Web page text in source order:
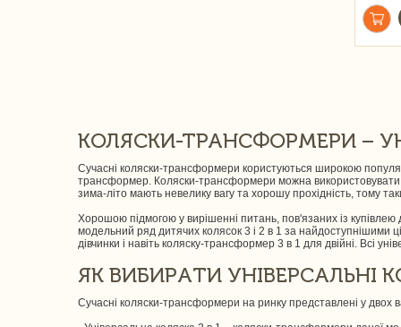
КОЛЯСКИ-ТРАНСФОРМЕРИ –
Сучасні коляски-трансформери користуються широкою
трансформер. Коляски-трансформери можна використовувати
зима-літо мають невелику вагу та хорошу прохідність, тому
Хорошою підмогою у вирішенні питань, пов'язаних із
модельний ряд дитячих колясок 3 і 2 в 1 за найдоступнішими
дівчинки і навіть коляску-трансформер 3 в 1 для двійні. Всі
ЯК ВИБИРАТИ УНІВЕРСАЛЬНІ
Сучасні коляски-трансформери на ринку представлені у двох